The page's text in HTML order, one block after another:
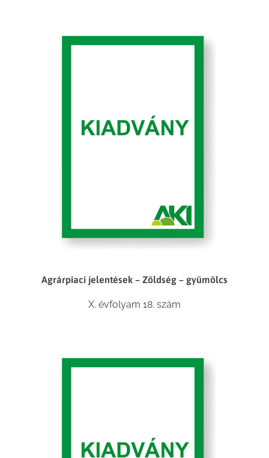
Agrárpiaci jelentések – Zöldség – gyümölcs
X. évfolyam 18. szám